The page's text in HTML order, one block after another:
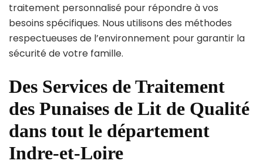
traitement personnalisé pour répondre à vos
besoins spécifiques. Nous utilisons des méthodes
respectueuses de l’environnement pour garantir la
sécurité de votre famille.
Des Services de Traitement
des Punaises de Lit de Qualité
dans tout le département
Indre-et-Loire